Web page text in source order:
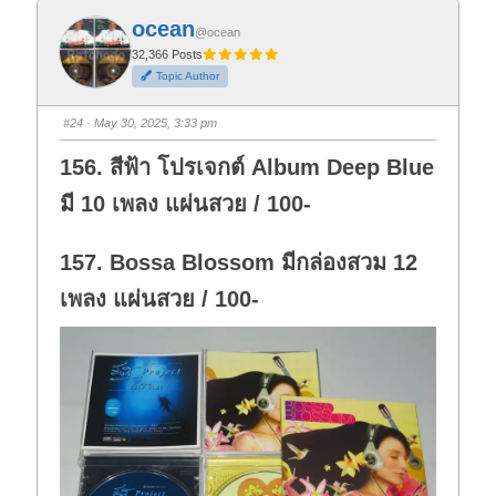
k
f
o
r
t
h
u
m
d
o
n
.
k
o
r
t
h
u
m
u
p
ocean@ocean
32,366 Posts
Topic Author
#24 · May 30, 2025, 3:33 pm
156. สีฟ้า โปรเจกต์ Album Deep Blue
มี 10 เพลง แผ่นสวย / 100-
157. Bossa Blossom มีกล่องสวม 12
เพลง แผ่นสวย / 100-